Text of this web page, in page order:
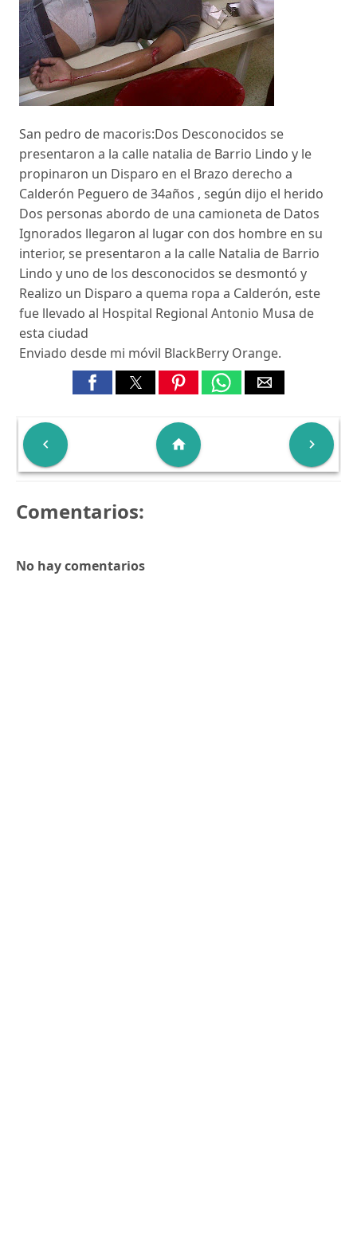
San pedro de macoris:Dos Desconocidos se
presentaron a la calle natalia de Barrio Lindo y le
propinaron un Disparo en el Brazo derecho a
Calderón Peguero de 34años , según dijo el herido
Dos personas abordo de una camioneta de Datos
Ignorados llegaron al lugar con dos hombre en su
interior, se presentaron a la calle Natalia de Barrio
Lindo y uno de los desconocidos se desmontó y
Realizo un Disparo a quema ropa a Calderón, este
fue llevado al Hospital Regional Antonio Musa de
esta ciudad
Enviado desde mi móvil BlackBerry Orange.
 
home
Comentarios:
No hay comentarios